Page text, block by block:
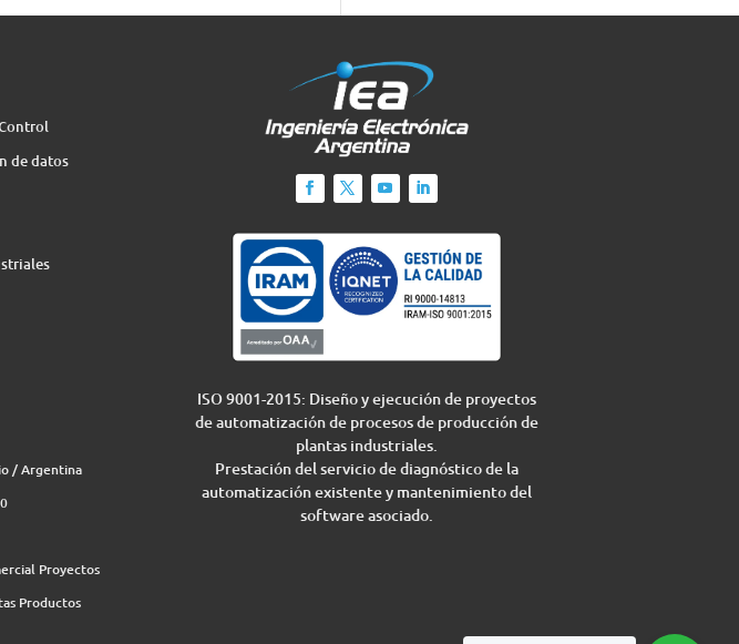
de datos
/ Argentina
Proyectos
Productos
ISO 9001-2015: Diseño y ejecución de proyectos
de automatización de procesos de producción de
plantas industriales.
Prestación del servicio de diagnóstico de la
automatización existente y mantenimiento del
software asociado.